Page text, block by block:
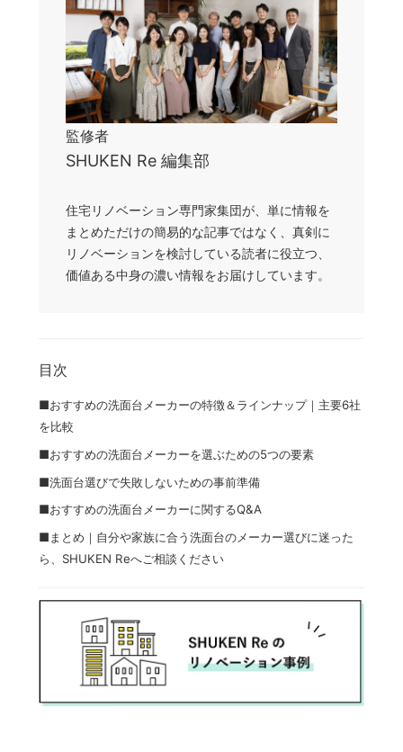
監修者
SHUKEN Re 編集部
住宅リノベーション専門家集団が、単に情報を
まとめただけの簡易的な記事ではなく、真剣に
リノベーションを検討している読者に役立つ、
価値ある中身の濃い情報をお届けしています。
目次
■おすすめの洗面台メーカーの特徴＆ラインナップ｜主要6社
を比較
■おすすめの洗面台メーカーを選ぶための5つの要素
■洗面台選びで失敗しないための事前準備
■おすすめの洗面台メーカーに関するQ&A
■まとめ｜自分や家族に合う洗面台のメーカー選びに迷った
ら、SHUKEN Reへご相談ください